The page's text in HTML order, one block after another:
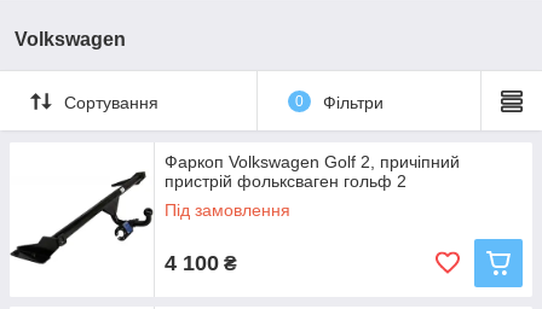
Volkswagen
Сортування 0 Фільтри
Фаркоп Volkswagen Golf 2, причіпний
пристрій фольксваген гольф 2
Під замовлення
4 100 ₴